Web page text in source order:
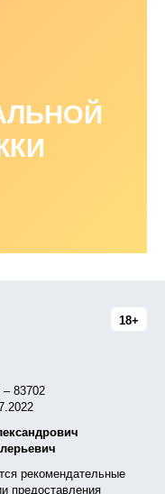
18+
83702
рекомендательные
предоставления